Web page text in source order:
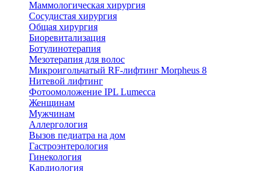
Маммологическая хирургия
Сосудистая хирургия
Общая хирургия
Биоревитализация
Ботулинотерапия
Мезотерапия для волос
Микроигольчатый RF-лифтинг Morpheus 8
Нитевой лифтинг
Фотоомоложение IPL Lumecca
Женщинам
Мужчинам
Аллергология
Вызов педиатра на дом
Гастроэнтерология
Гинекология
Кардиология